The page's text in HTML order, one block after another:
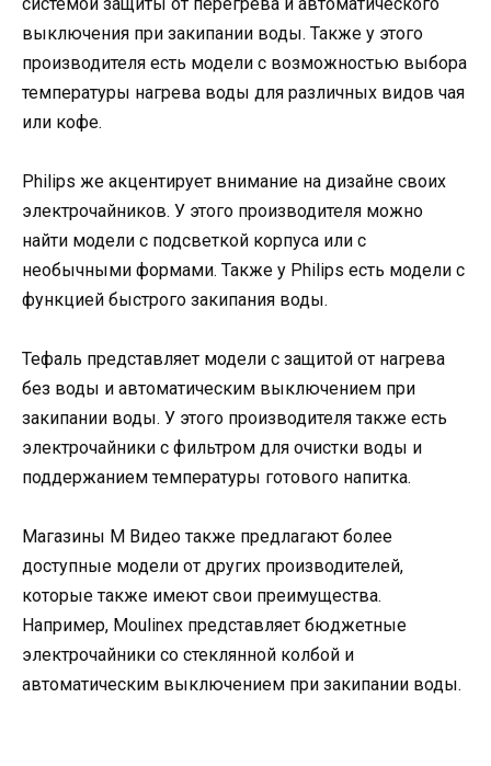
выключения при закипании воды. Также у этого
производителя есть модели с возможностью выбора
температуры нагрева воды для различных видов чая
или кофе.
Philips же акцентирует внимание на дизайне своих
электрочайников. У этого производителя можно
найти модели с подсветкой корпуса или с
необычными формами. Также у Philips есть модели с
функцией быстрого закипания воды.
Тефаль представляет модели с защитой от нагрева
без воды и автоматическим выключением при
закипании воды. У этого производителя также есть
электрочайники с фильтром для очистки воды и
поддержанием температуры готового напитка.
Магазины М Видео также предлагают более
доступные модели от других производителей,
которые также имеют свои преимущества.
Например, Moulinex представляет бюджетные
электрочайники со стеклянной колбой и
автоматическим выключением при закипании воды.